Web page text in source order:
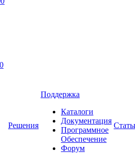
Решения
Поддержка
Каталоги
Документация
Программное
Обеспечение
Форум